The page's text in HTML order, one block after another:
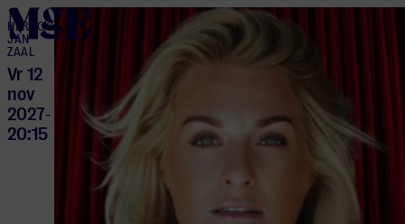
home
HERTOG
JAN
ZAAL
Vr 12
nov
2027-
20:15